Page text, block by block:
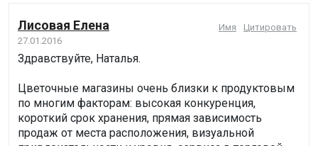
Лисовая Елена
27.01.2016
Имя Цитировать
Здравствуйте, Наталья.
Цветочные магазины очень близки к продуктовым
по многим факторам: высокая конкуренция,
короткий срок хранения, прямая зависимость
продаж от места расположения, визуальной